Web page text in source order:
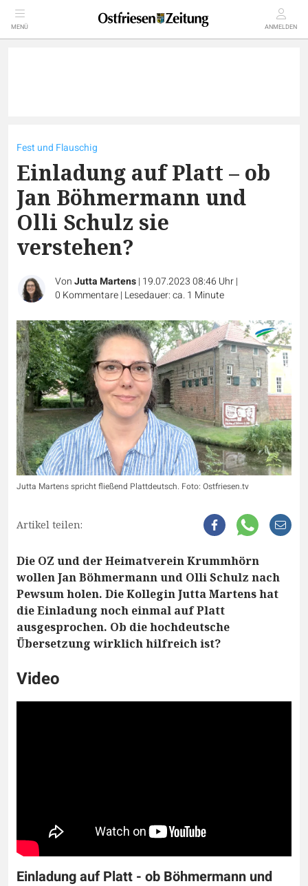
MENÜ ANMELDEN
Fest und Flauschig
Einladung auf Platt – ob
Jan Böhmermann und
Olli Schulz sie
verstehen?
VonJutta Martens| 19.07.2023 08:46 Uhr|
0 Kommentare| Lesedauer: ca. 1 Minute
Jutta Martens spricht fließend Plattdeutsch. Foto: Ostfriesen.tv
Artikel teilen:
Die OZ und der Heimatverein Krummhörn
wollen Jan Böhmermann und Olli Schulz nach
Pewsum holen. Die Kollegin Jutta Martens hat
die Einladung noch einmal auf Platt
ausgesprochen. Ob die hochdeutsche
Übersetzung wirklich hilfreich ist?
Video
Einladung auf Platt - ob Böhmermann und